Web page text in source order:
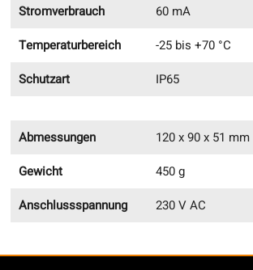
Stromverbrauch
60 mA
Temperaturbereich
-25 bis +70 °C
Schutzart
IP65
Abmessungen
120 x 90 x 51 mm
Gewicht
450 g
Anschlussspannung
230 V AC